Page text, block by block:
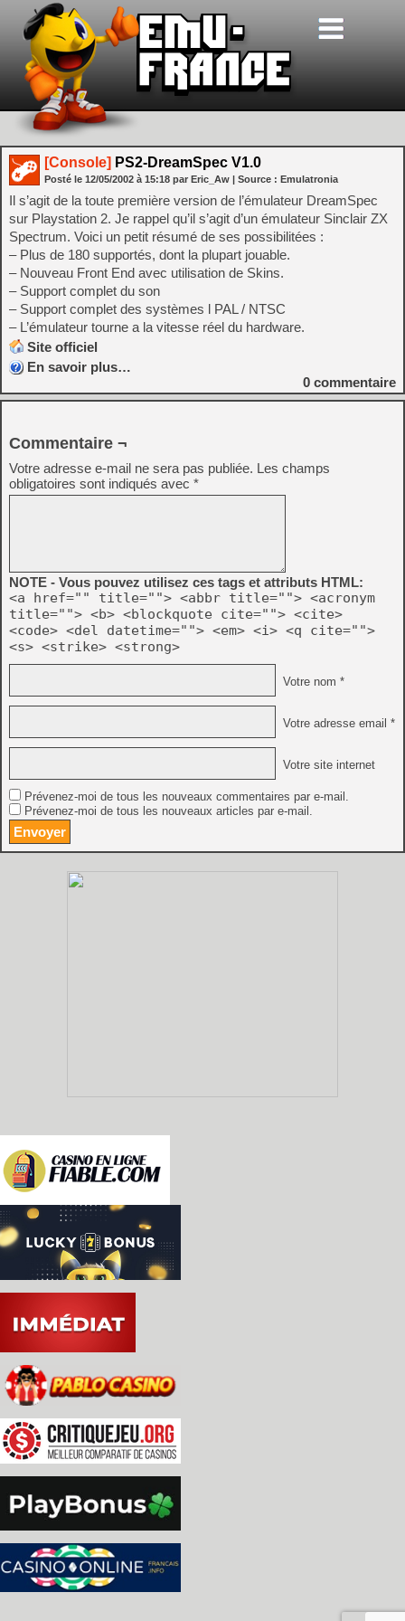
[Console] PS2-DreamSpec V1.0
Posté le 12/05/2002 à 15:18 par Eric_Aw | Source : Emulatronia
Il s’agit de la toute première version de l’émulateur DreamSpec
sur Playstation 2. Je rappel qu’il s’agit d’un émulateur Sinclair ZX
Spectrum. Voici un petit résumé de ses possibilitées :
– Plus de 180 supportés, dont la plupart jouable.
– Nouveau Front End avec utilisation de Skins.
– Support complet du son
– Support complet des systèmes l PAL / NTSC
– L’émulateur tourne a la vitesse réel du hardware.
Site officiel
En savoir plus…
0 commentaire
Commentaire ¬
Votre adresse e-mail ne sera pas publiée. Les champs
obligatoires sont indiqués avec *
NOTE - Vous pouvez utilisez ces tags et attributs HTML:
<a href="" title=""> <abbr title=""> <acronym
title=""> <b> <blockquote cite=""> <cite>
<code> <del datetime=""> <em> <i> <q cite="">
<s> <strike> <strong>
Votre nom *
Votre adresse email *
Votre site internet
Prévenez-moi de tous les nouveaux commentaires par e-mail.
Prévenez-moi de tous les nouveaux articles par e-mail.